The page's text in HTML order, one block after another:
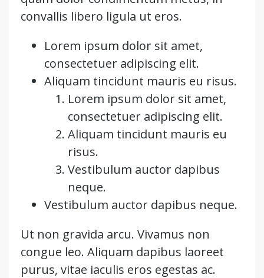
convallis libero ligula ut eros.
Lorem ipsum dolor sit amet,
consectetuer adipiscing elit.
Aliquam tincidunt mauris eu risus.
Lorem ipsum dolor sit amet,
consectetuer adipiscing elit.
Aliquam tincidunt mauris eu
risus.
Vestibulum auctor dapibus
neque.
Vestibulum auctor dapibus neque.
Ut non gravida arcu. Vivamus non
congue leo. Aliquam dapibus laoreet
purus, vitae iaculis eros egestas ac.